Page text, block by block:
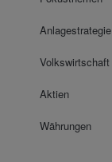
Anlagestrategie
Volkswirtschaft
Aktien
Währungen